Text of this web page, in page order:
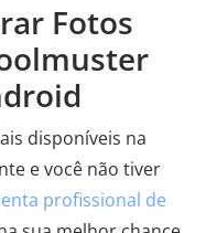
Fotos
disponíveis na
e você não tiver
profissional de